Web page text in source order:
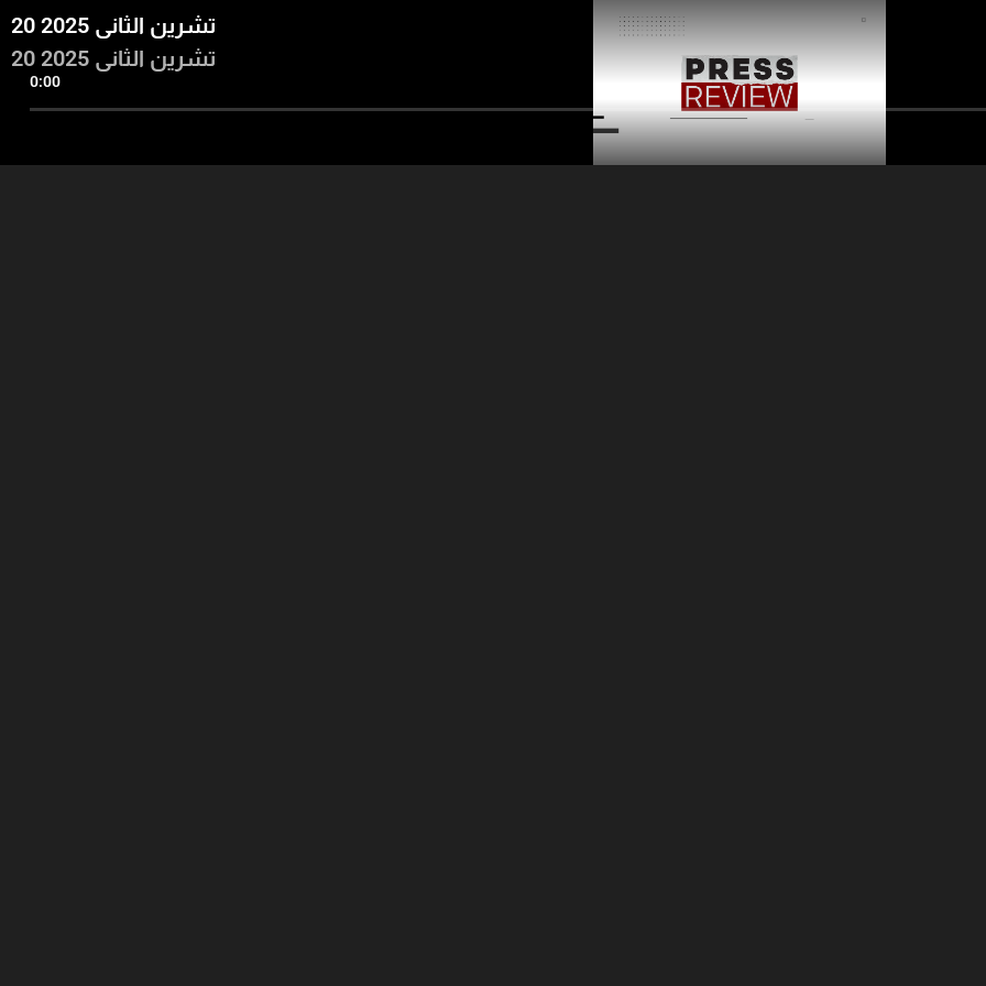
0:00
20 تشرين الثاني 2025
20 تشرين الثاني 2025